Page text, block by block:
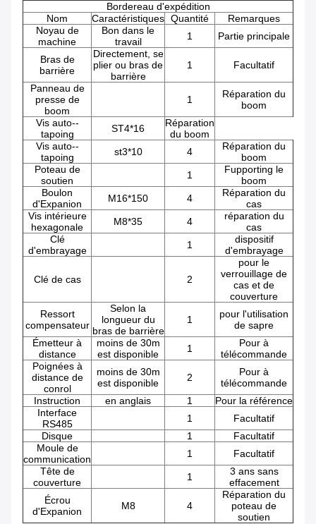
Bordereau d'expédition
Nom
Caractéristiques Quantité
Remarques
Noyau de
machine
Bon dans le
travail
1 Partie principale
Bras de
barrière
Directement, se
plier ou bras de
barrière
1 Facultatif
Panneau de
presse de
boom
1
Réparation du
boom
Vis auto--
tapoing
ST4*16
Réparation
du boom
Vis auto--
tapoing
st3*10 4
Réparation du
boom
Poteau de
soutien
1
Fupporting le
boom
Boulon
d'Expanion
M16*150 4
Réparation du
cas
Vis intérieure
hexagonale
M8*35 4
réparation du
cas
Clé
d'embrayage
1
dispositif
d'embrayage
Clé de cas 2
pour le
verrouillage de
cas et de
couverture
Ressort
compensateur
Selon la
longueur du
bras de barrière
1
pour l'utilisation
de sapre
Émetteur à
distance
moins de 30m
est disponible
1
Pour à
télécommande
Poignées à
distance de
conrol
moins de 30m
est disponible
2
Pour à
télécommande
Instruction
en anglais 1
Pour la référence
Interface
RS485
1
Facultatif
Disque
1
Facultatif
Moule de
communication
1
Facultatif
Tête de
couverture
1
3 ans sans
effacement
Écrou
d'Expanion
M8 4
Réparation du
poteau de
soutien